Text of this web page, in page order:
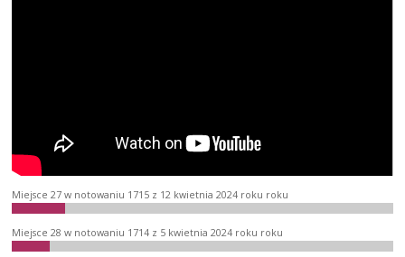
Miejsce 27 w notowaniu 1715 z 12 kwietnia 2024 roku roku
Miejsce 28 w notowaniu 1714 z 5 kwietnia 2024 roku roku